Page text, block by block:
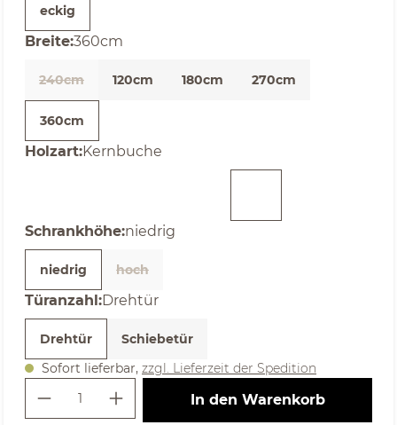
eckig
Breiteauswählen
:360cm
240cm 120cm 180cm 270cm
360cm
Holzartauswählen
:Kernbuche
Schrankhöheauswählen
:niedrig
niedrig hoch
Türanzahlauswählen
:Drehtür
Drehtür
Schiebetür
Sofort lieferbar, zzgl. Lieferzeit der Spedition
Produkt Anzahl: Gib den
In den Warenkorb